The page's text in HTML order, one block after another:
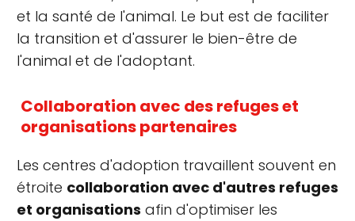
et la santé de l'animal. Le but est de faciliter
la transition et d'assurer le bien-être de
l'animal et de l'adoptant.
Collaboration avec des refuges et
organisations partenaires
Les centres d'adoption travaillent souvent en
étroite collaboration avec d'autres refuges
et organisations afin d'optimiser les